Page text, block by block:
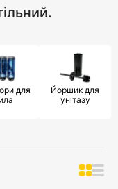
для
Йоршик для
унітазу